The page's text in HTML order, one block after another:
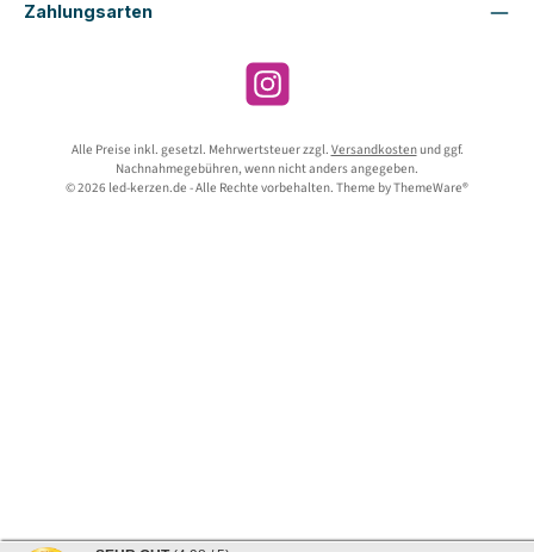
Zahlungsarten
Instagram
Alle Preise inkl. gesetzl. Mehrwertsteuer zzgl. Versandkostenund ggf.
Nachnahmegebühren, wenn nicht anders angegeben.
© 2026 led-kerzen.de - Alle Rechte vorbehalten. Theme byThemeWare®